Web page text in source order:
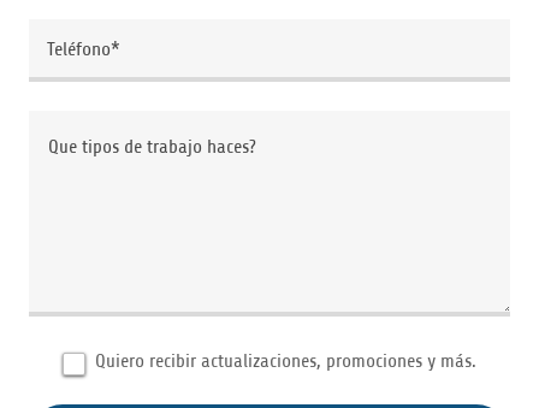
Teléfono*
Quiero recibir actualizaciones, promociones y más.